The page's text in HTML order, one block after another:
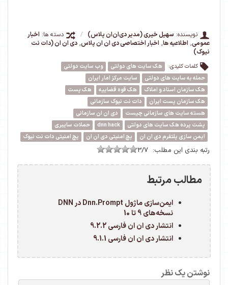
نویسنده: سهیل خیری (مدیر دی‌ان‌ان پلاس) / دسته ها: اخبار
عمومی, اطلاعیه ها, اخبار اختصاصی دی ان ان پلاس, دی ان ان (دات نت
نیوک)
کلمات کلیدی: هک سایت های دولتی
وب سایت دولتی
حمله به سایت های دولتی
سایت مرکز امار ایران
هک سازمان اسناد و املاک
هک قوه قضاییه
هک پست
هک سازمان پست ایران
دات نت نیوک سازمانی
هسته سایت های سازمانی چیست
دی ان ان سازمانی
پشت پرده هک سایت های دولتی
dnn hack
حملات سایبری
ایمن سازی پلتفرم دی ان ان
پچ امنیتی دی ان ان پچ امنیتی دات نت نیوک
رتبه بندی این مطلب: 3/7
مطالب مرتبط
ایمن‌سازی ماژول Dnn.Prompt در DNN
نسخه‌های 9 تا 10
انتشار دی ان ان فارسی 9.2.2
انتشار دی ان ان فارسی 9.1.1
نوشتن یک نظر